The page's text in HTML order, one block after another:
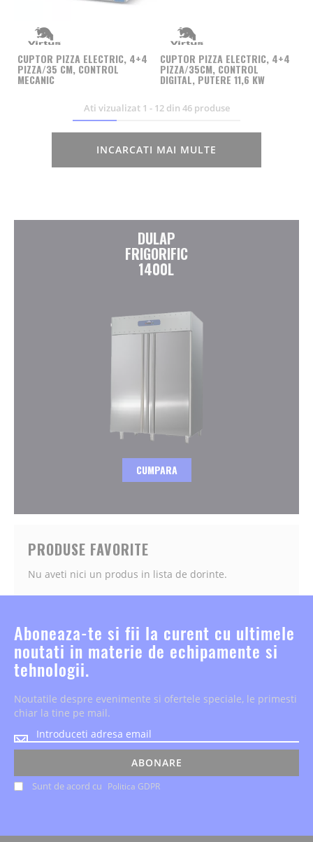
CUPTOR PIZZA ELECTRIC, 4+4
PIZZA/35 CM, CONTROL
MECANIC
CUPTOR PIZZA ELECTRIC, 4+4
PIZZA/35CM, CONTROL
DIGITAL, PUTERE 11,6 KW
Ati vizualizat 1 - 12din 46produse
INCARCATI MAI MULTE
DULAP
FRIGORIFIC
1400L
CUMPARA
PRODUSE FAVORITE
Nu aveti nici un produs in lista de dorinte.
Aboneaza-te si fii la curent cu ultimele
noutati in materie de echipamente si
tehnologii.
Noutatile despre evenimente si ofertele speciale, le primesti
chiar la tine pe mail.
Noutatile
despre
si
oferteleSunt de acord cu Politica GDPR
ABONARE